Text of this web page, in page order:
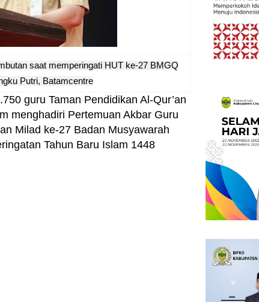
saat memperingati HUT ke-27 BMGQ
Putri, Batamcentre
guru Taman Pendidikan Al-Qur’an
menghadiri Pertemuan Akbar Guru
Milad ke-27 Badan Musyawarah
Tahun Baru Islam 1448